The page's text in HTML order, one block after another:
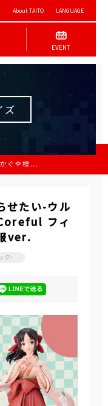
About TAITO LANGUAGE
EVENT
ズ
ぐや様...
せたい-ウル
フィ
ver.
ク-